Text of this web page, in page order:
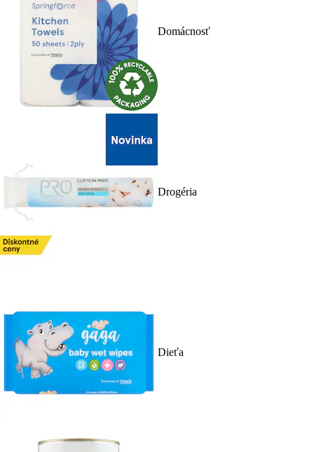
Domácnosť
Drogéria
Dieťa